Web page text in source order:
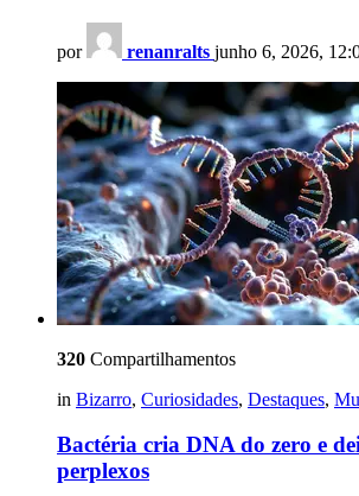
por renanralts junho 6, 2026,
320 Compartilhamentos
in Bizarro, Curiosidades, Destaques,
Bactéria cria DNA do zero e
perplexos